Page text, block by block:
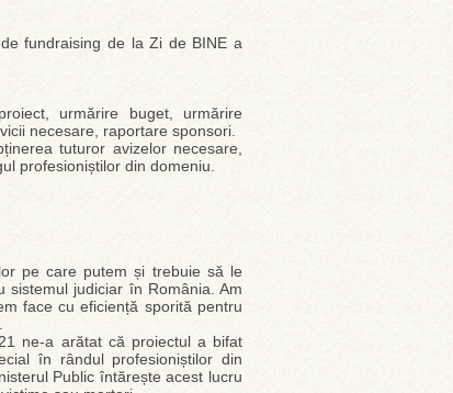
fundraising de la Zi de BINE a
urmărire buget, urmărire
necesare, raportare sponsori.
tuturor avizelor necesare,
profesioniștilor din domeniu.
pe care putem și trebuie să le
judiciar în România. Am
face cu eficiență sporită pentru
ne-a arătat că proiectul a bifat
în rândul profesioniștilor din
Public întărește acest lucru